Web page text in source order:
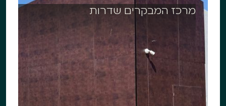
מרכז המבקרים שדרות